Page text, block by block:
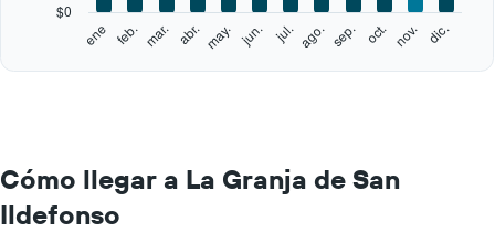
to
300.
ene feb. mar. abr. may. jun. jul. ago. sep. oct. nov. dic.
$0
of
interactive
Cómo llegar a La Granja de San
Ildefonso